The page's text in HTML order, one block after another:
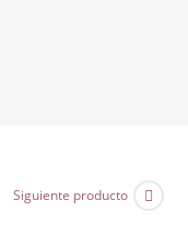
Siguiente producto